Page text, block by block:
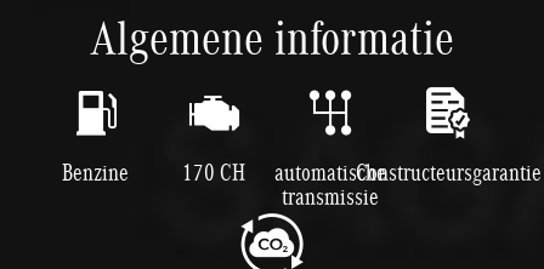
Algemene informatie
Benzine 170 CH automatische
transmissie
Constructeursgarantie